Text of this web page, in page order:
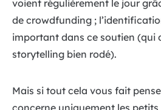
voient régulièrement le jour
de crowdfunding ;
important dans ce soutien (qui
storytelling bien rodé).
Mais si tout cela vous fait